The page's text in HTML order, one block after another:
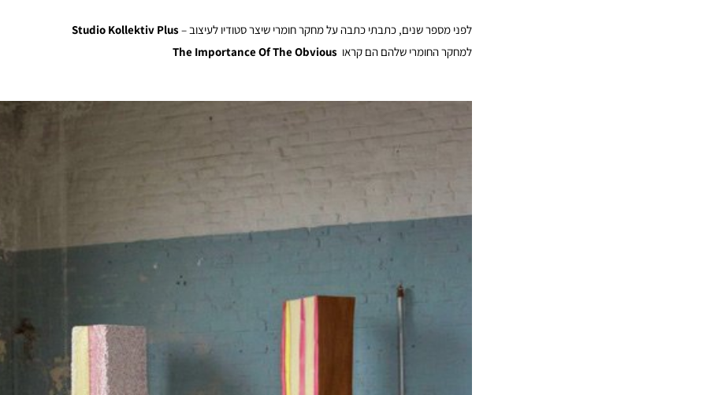
לפני מספר שנים, כתבתי כתבה על מחקר חומרי שיצר סטודיו לעיצוב –
למחקר החומרי שלהם הם קראו The Importance Of The Obvious